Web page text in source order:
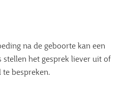
na de geboorte kan een
stellen het gesprek liever uit of
te bespreken.